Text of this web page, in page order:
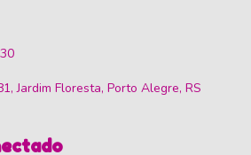
Jardim Floresta, Porto Alegre, RS